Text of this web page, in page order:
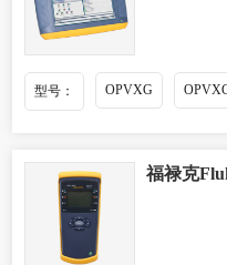
型号： OPVXG
福禄克